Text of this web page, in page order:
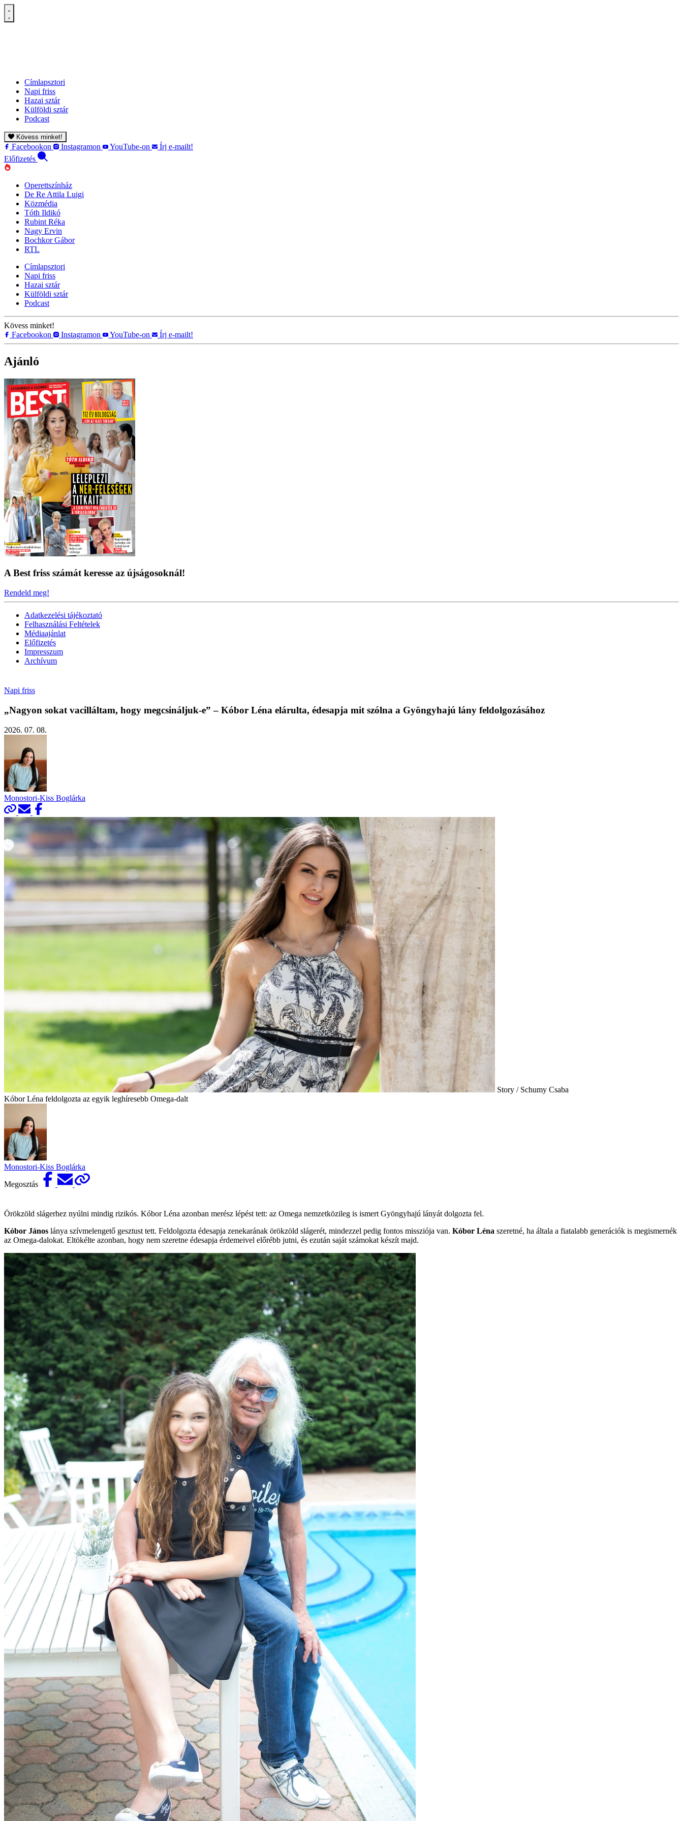
Címlapsztori
Napi friss
Hazai sztár
Külföldi sztár
Podcast
Kövess minket!
Facebookon Instagramon YouTube-on
Írj e-mailt!
Előfizetés
Operettszínház
De Re Attila Luigi
Közmédia
Tóth Ildikó
Rubint Réka
Nagy Ervin
Bochkor Gábor
RTL
Címlapsztori
Napi friss
Hazai sztár
Külföldi sztár
Podcast
Kövess minket!
Facebookon
Instagramon YouTube-on Írj e-mailt!
Ajánló
A Best friss számát keresse az újságosoknál!
Rendeld meg!
Adatkezelési tájékoztató
Felhasználási Feltételek
Médiaajánlat
Előfizetés
Impresszum
Archívum
Napi friss
„Nagyon sokat vacilláltam, hogy megcsináljuk-e” – Kóbor Léna elárulta, édesapja mit szólna a Gyöngyhajú lány feldolgozásához
2026. 07. 08.
Monostori-Kiss Boglárka
Story / Schumy Csaba
Kóbor Léna feldolgozta az egyik leghíresebb Omega-dalt
Monostori-Kiss Boglárka
Megosztás
Örökzöld slágerhez nyúlni mindig rizikós. Kóbor Léna azonban merész lépést tett: az Omega nemzetközileg is ismert Gyöngyhajú lányát dolgozta fel.
Kóbor János lánya szívmelengető gesztust tett. Feldolgozta édesapja zenekarának örökzöld slágerét, mindezzel pedig fontos missziója van. Kóbor Léna szeretné, ha általa a fiatalabb generációk is megismernék
az Omega-dalokat. Eltökélte azonban, hogy nem szeretne édesapja érdemeivel előrébb jutni, és ezután saját számokat készít majd.